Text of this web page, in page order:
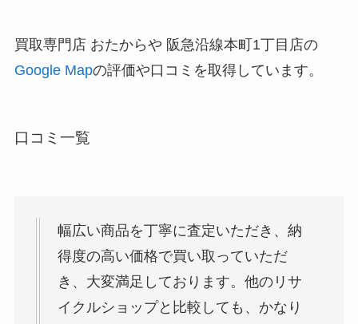
買取専門店 おたからや 阪急沿線本町1丁目店の
Google Mapの評価や口コミを取得しています。
口コミ一覧
幅広い商品を丁寧に査定いただき、納
得度の高い価格で買い取っていただ
き、大変満足しております。他のリサ
イクルショップと比較しても、かなり